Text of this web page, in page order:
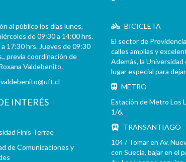
al público los días lunes,
de 09:30 a 14:00 hrs.
17:30 hrs. Jueves de 09:30
previa coordinación de
Valdebenito.
INTERÉS
Finis Terrae
de Comunicaciones y
BICICLETA
El sector de
calles amplias y
Además, la
lugar especial para
METRO
Estación de Metro Los
1/6.
TRANSANTIAGO
104 / Tomar en Av.
con Suecia, bajar en el